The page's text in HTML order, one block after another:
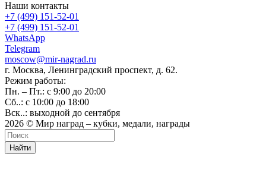
Наши контакты
+7 (499) 151-52-01
+7 (499) 151-52-01
WhatsApp
Telegram
moscow@mir-nagrad.ru
г. Москва, Ленинградский проспект, д. 62.
Режим работы:
Пн. – Пт.: с 9:00 до 20:00
Сб..: с 10:00 до 18:00
Вск..: выходной до сентября
2026 © Мир наград – кубки, медали, награды
Найти